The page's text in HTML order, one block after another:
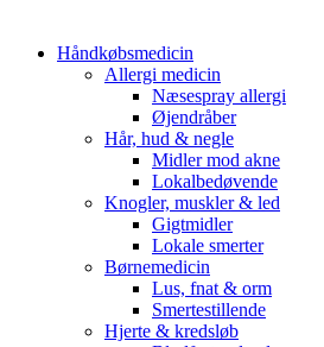
Håndkøbsmedicin
Allergi medicin
Næsespray allergi
Øjendråber
Hår, hud & negle
Midler mod akne
Lokalbedøvende
Knogler, muskler & led
Gigtmidler
Lokale smerter
Børnemedicin
Lus, fnat & orm
Smertestillende
Hjerte & kredsløb